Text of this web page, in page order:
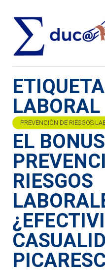
LABORAL
PREVENCIÓN DE RIESGOS
EL
RIESGOS